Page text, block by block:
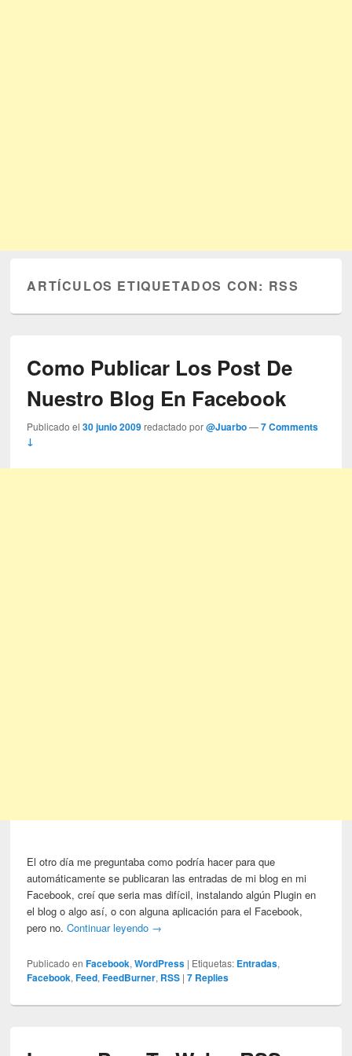
ARTÍCULOS ETIQUETADOS CON: RSS
Como Publicar Los Post De
Nuestro Blog En Facebook
Publicado el30 junio 2009 redactado por@Juarbo —7 Comments
↓
El otro día me preguntaba como podría­ hacer para que
automáticamente se publicaran las entradas de mi blog en mi
Facebook, creí que seria mas difícil, instalando algún Plugin en
el blog o algo así, o con alguna aplicación para el Facebook,
pero no.Continuar leyendo →
Publicado en Facebook,WordPress | Etiquetas: Entradas,
Facebook,Feed,FeedBurner, RSS |7 Replies